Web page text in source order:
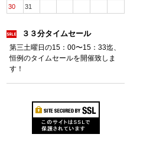
30
31
３３分タイムセール
第三土曜日の15：00〜15：33迄、
恒例のタイムセールを開催致しま
す！